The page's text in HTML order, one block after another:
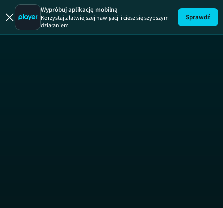
Wypróbuj aplikację mobilną
Korzystaj z łatwiejszej nawigacji i ciesz się szybszym
działaniem
Sprawdź